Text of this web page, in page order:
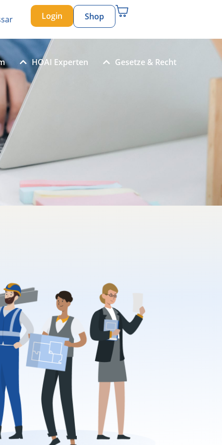
Login Shop
HOAI Experten Gesetze & Recht